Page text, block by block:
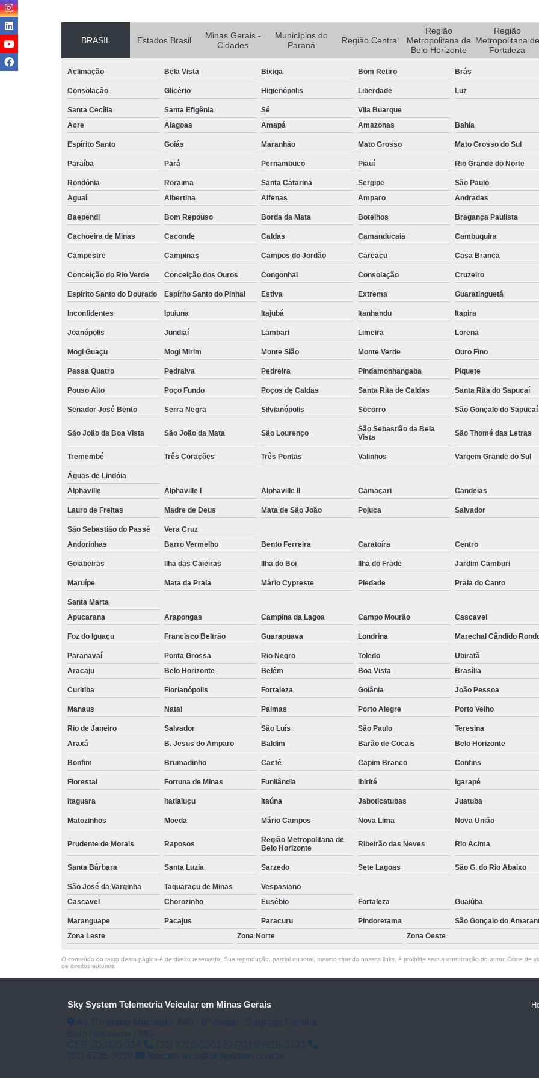
Rastreador de Veiculos Portatil
Rastreador Movel para Carros
Rastreador para Colocar em
Rastreador Portátil para Veículos
Bloqueador e Rastreador Automotivo
Gps Veicular Rastreador
Rastreador Automotivo Belo Horizonte
Rastreador e Bloqueador Automotivo
Rastreador e Bloqueador Veicular
Rastreador Gps Automotivo
Empresa de Rastreamento de
Rastreador de Caminhão
Rastreador de Caminhão Minas
Rastreamento de Caminhão Via Satélite
Empresa de Rastreador Veicular
Rastreador de Automóveis
Rastreador
Rastreador de Carro Minas
Rastreador para Carros
Rastreador do Carro
Rastreador Gps para Carro
Rastreador por Satelite para Carros
Empresa Especializada em Rastreamento
Rastreamento de Carro
Rastreamento de Carros Belo Horizonte
Rastreamento de Carros e Caminhões
Rastreamento de Carros por Satélite
Rastreamento para Carros e
Monitoramento e Rastreamento de Frotas
Rastreamento de Frota Via
Rastreamento de Frotas Belo Horizonte
Rastreamento e Monitoramento
Rastreamento Veicular Frotas
Empresa de Rastreamento de
Empresa de
Empresa
Empresas de Monitoramento e
Rastreamento de Veículos
Rastreamento para Carros
Detector
Detector de Fadiga para Motorista
Sensor de Fadiga e Distração
Sensor
BRASIL Estados Brasil
Minas Gerais -
Cidades
Municípios do
Paraná
Região Central
Região
Metropolitana de
Belo Horizonte
Região
Metropolitana de
Fortaleza
Aclimação Bela Vista Bixiga Bom Retiro Brás
Consolação Glicério Higienópolis Liberdade Luz
Santa Cecília Santa Efigênia Sé
Vila Buarque
Acre
Alagoas Amapá Amazonas Bahia
Espírito Santo Goiás Maranhão Mato Grosso Mato Grosso do Sul
Paraíba Pará Pernambuco Piauí Rio Grande do Norte
Rondônia Roraima Santa Catarina Sergipe São Paulo
Aguaí
Albertina Alfenas Amparo Andradas
Baependi Bom Repouso Borda da Mata Botelhos Bragança Paulista
Cachoeira de Minas Caconde Caldas Camanducaia Cambuquira
Campestre Campinas Campos do Jordão Careaçu Casa Branca
Conceição do Rio Verde Conceição dos Ouros Congonhal Consolação Cruzeiro
Espírito Santo do Dourado Espírito Santo do Pinhal Estiva Extrema Guaratinguetá
Inconfidentes Ipuiuna Itajubá Itanhandu Itapira
Joanópolis Jundiaí Lambari Limeira Lorena
Mogi Guaçu Mogi Mirim Monte Sião Monte Verde Ouro Fino
Passa Quatro Pedralva Pedreira Pindamonhangaba Piquete
Pouso Alto Poço Fundo Poços de Caldas Santa Rita de Caldas Santa Rita do Sapucaí
Senador José Bento Serra Negra Silvianópolis Socorro São Gonçalo do Sapucaí
São João da Boa Vista São João da Mata São Lourenço
São Sebastião da Bela
Vista
São Thomé das Letras
Tremembé Três Corações Três Pontas Valinhos Vargem Grande do Sul
Águas de Lindóia
Alphaville
Alphaville I Alphaville II Camaçari Candeias
Lauro de Freitas Madre de Deus Mata de São João Pojuca Salvador
São Sebastião do Passé
Vera Cruz
Andorinhas
Barro Vermelho Bento Ferreira Caratoíra Centro
Goiabeiras Ilha das Caieiras Ilha do Boi Ilha do Frade Jardim Camburi
Maruípe Mata da Praia Mário Cypreste Piedade Praia do Canto
Santa Marta
Apucarana
Arapongas Campina da Lagoa Campo Mourão Cascavel
Foz do Iguaçu Francisco Beltrão Guarapuava Londrina Marechal Cândido
Paranavaí Ponta Grossa Rio Negro Toledo Ubiratã
Aracaju
Belo Horizonte Belém Boa Vista Brasília
Curitiba Florianópolis Fortaleza Goiânia João Pessoa
Manaus Natal Palmas Porto Alegre Porto Velho
Rio de Janeiro Salvador São Luís São Paulo Teresina
Araxá
B. Jesus do Amparo Baldim Barão de Cocais Belo Horizonte
Bonfim Brumadinho Caeté Capim Branco Confins
Florestal Fortuna de Minas Funilândia Ibirité Igarapé
Itaguara Itatiaiuçu Itaúna Jaboticatubas Juatuba
Matozinhos Moeda Mário Campos Nova Lima Nova União
Prudente de Morais Raposos
Região Metropolitana de
Belo Horizonte
Ribeirão das Neves Rio Acima
Santa Bárbara Santa Luzia Sarzedo Sete Lagoas São G. do Rio Abaixo
São José da Varginha Taquaraçu de Minas
Vespasiano
Cascavel
Chorozinho Eusébio Fortaleza Guaiúba
Maranguape Pacajus Paracuru Pindoretama São Gonçalo do
Zona Leste
Zona Norte Zona Oeste
O conteúdo do texto desta página é de direito reservado. Sua reprodução, parcial ou total, mesmo citando nossos links, é proibida sem a autorização do autor. Crime de
de direitos autorais
Sky System Telemetria Veicular em Minas Gerais